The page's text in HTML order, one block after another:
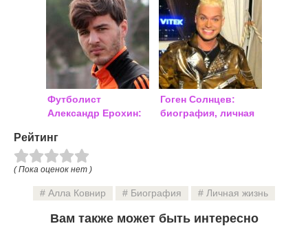
Футболист
Александр Ерохин:
2018
Гоген Солнцев:
биография, личная
Рейтинг
( Пока оценок нет )
Алла Ковнир Биография Личная жизнь
Вам также может быть интересно